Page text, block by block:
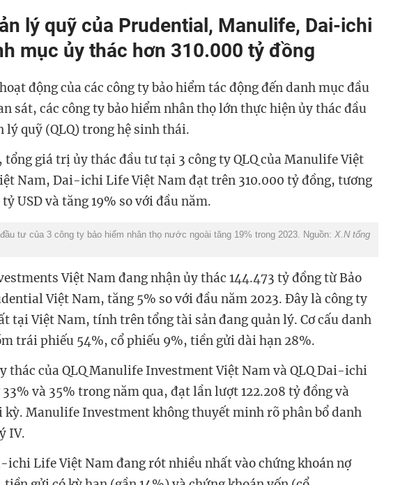
lý quỹ của Prudential, Manulife, Dai-ichi
mục ủy thác hơn 310.000 tỷ đồng
động của các công ty bảo hiểm tác động đến danh mục đầu
sát, các công ty bảo hiểm nhân thọ lớn thực hiện ủy thác đầu
lý quỹ (QLQ) trong hệ sinh thái.
tổng giá trị ủy thác đầu tư tại 3 công ty QLQ của Manulife Việt
Nam, Dai-ichi Life Việt Nam đạt trên 310.000 tỷ đồng, tương
USD và tăng 19% so với đầu năm.
tư của 3 công ty bảo hiểm nhân thọ nước ngoài tăng 19% trong 2023. Nguồn: X.N tổng
Việt Nam đang nhận ủy thác 144.473 tỷ đồng từ Bảo
Việt Nam, tăng 5% so với đầu năm 2023. Đây là công ty
tại Việt Nam, tính trên tổng tài sản đang quản lý. Cơ cấu danh
trái phiếu 54%, cổ phiếu 9%, tiền gửi dài hạn 28%.
thác của QLQ Manulife Investment Việt Nam và QLQ Dai-ichi
và 35% trong năm qua, đạt lần lượt 122.208 tỷ đồng và
kỳ. Manulife Investment không thuyết minh rõ phân bổ danh
IV.
ichi Life Việt Nam đang rót nhiều nhất vào chứng khoán nợ